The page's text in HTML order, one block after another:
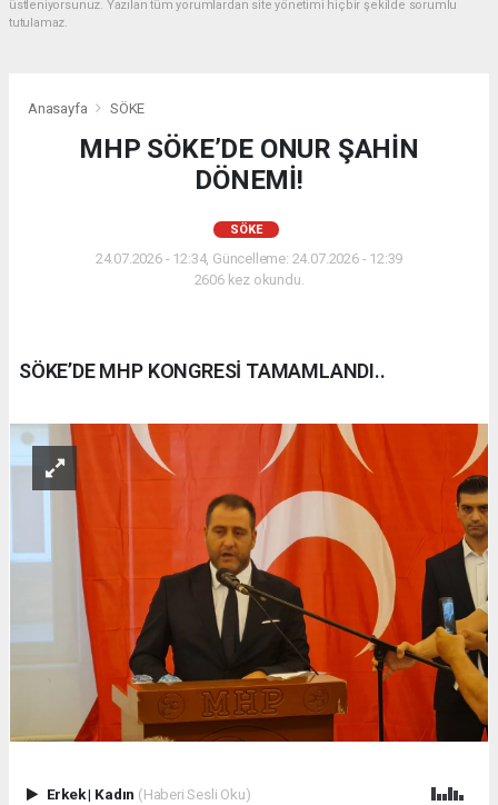
üstleniyorsunuz. Yazılan tüm yorumlardan site yönetimi hiçbir şekilde sorumlu
tutulamaz.
Anasayfa SÖKE
MHP SÖKE’DE ONUR ŞAHİN
DÖNEMİ!
SÖKE
24.07.2026 - 12:34, Güncelleme: 24.07.2026 - 12:39
2606 kez okundu.
SÖKE’DE MHP KONGRESİ TAMAMLANDI..
Erkek| Kadın (Haberi Sesli Oku)